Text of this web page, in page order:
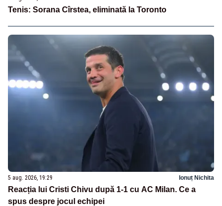
Tenis: Sorana Cîrstea, eliminată la Toronto
5 aug. 2026, 19:29 Ionuț Nichita
Reacția lui Cristi Chivu după 1-1 cu AC Milan. Ce a
spus despre jocul echipei